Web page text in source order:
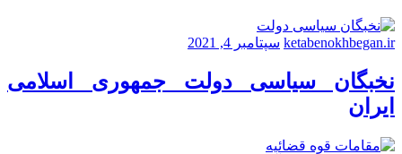
ketabenokhbegan.ir سپتامبر 4, 2021
نخبگان سیاسی دولت جمهوری اسلامی
ایران